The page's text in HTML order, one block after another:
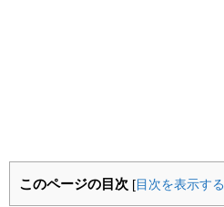
このページの目次 [目次を表示する